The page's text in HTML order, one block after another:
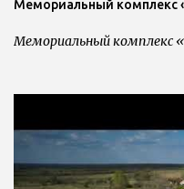
Мемориальный комплекс
Мемориальный комплекс